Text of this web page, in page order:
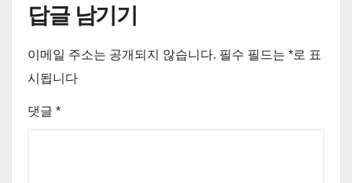
답글 남기기
이메일 주소는 공개되지 않습니다. 필수 필드는 *로 표
시됩니다
댓글 *